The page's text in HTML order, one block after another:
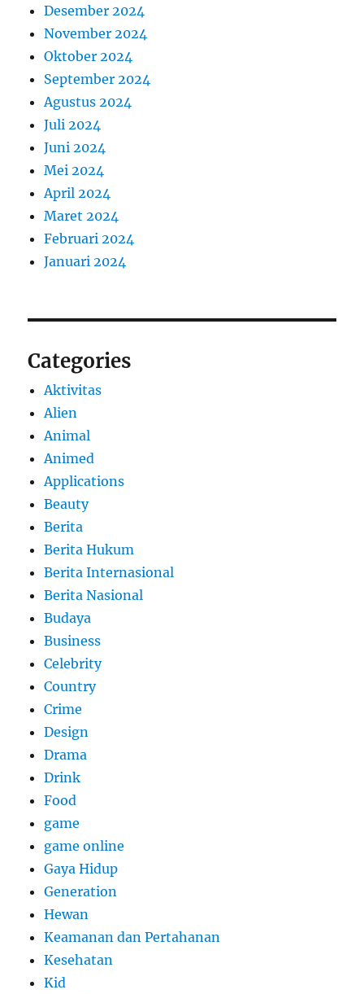
Desember 2024
November 2024
Oktober 2024
September 2024
Agustus 2024
Juli 2024
Juni 2024
Mei 2024
April 2024
Maret 2024
Februari 2024
Januari 2024
Categories
Aktivitas
Alien
Animal
Animed
Applications
Beauty
Berita
Berita Hukum
Berita Internasional
Berita Nasional
Budaya
Business
Celebrity
Country
Crime
Design
Drama
Drink
Food
game
game online
Gaya Hidup
Generation
Hewan
Keamanan dan Pertahanan
Kesehatan
Kid